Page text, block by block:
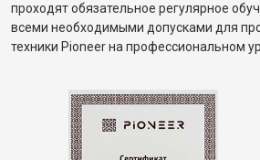
проходят обязательное регулярное
всеми необходимыми допусками для
техники Pioneer на профессиональном